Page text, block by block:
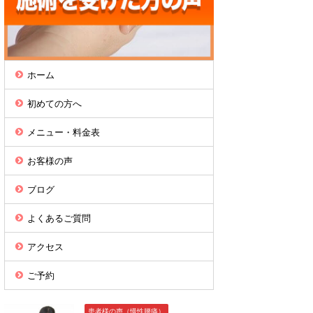
ホーム
初めての方へ
メニュー・料金表
お客様の声
ブログ
よくあるご質問
アクセス
ご予約
患者様の声（慢性腰痛）